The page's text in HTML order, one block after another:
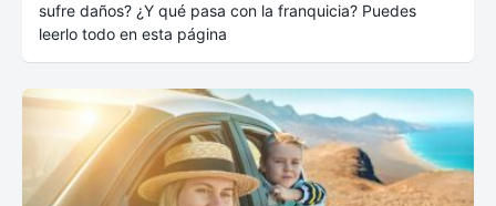
sufre daños? ¿Y qué pasa con la franquicia? Puedes
leerlo todo en esta página